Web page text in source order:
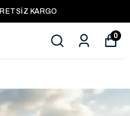
KARGO
0